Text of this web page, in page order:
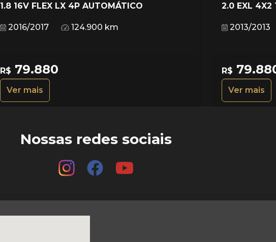
1.8 16V FLEX LX 4P AUTOMÁTICO
2016/2017 124.900 km
R$ 79.880
Ver mais
2.0 EXL 4X2
2013/2013
R$
Ver mais
Nossas redes sociais